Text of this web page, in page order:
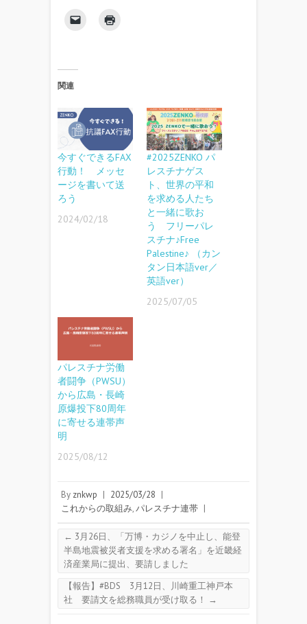
関連
今すぐできるFAX
行動！ メッセ
ージを書いて送
ろう
2024/02/18
#2025ZENKO パ
レスチナゲス
ト、世界の平和
を求める人たち
と一緒に歌お
う フリーパレ
スチナ♪Free
Palestine♪ （カン
タン日本語ver／
英語ver）
2025/07/05
パレスチナ労働
者闘争（PWSU）
から広島・長崎
原爆投下80周年
に寄せる連帯声
明
2025/08/12
By znkwp | 2025/03/28 |
これからの取組み,パレスチナ連帯 |
← 3月26日、「万博・カジノを中止し、能登
半島地震被災者支援を求める署名」を近畿経
済産業局に提出、要請しました
【報告】#BDS 3月12日、川崎重工神戸本
社 要請文を総務職員が受け取る！
→